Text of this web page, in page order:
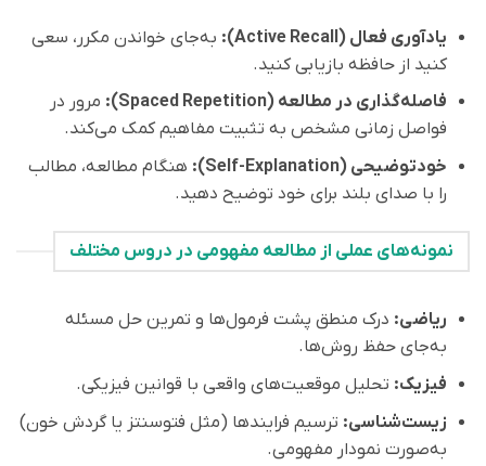
یادآوری فعال (Active Recall):
به‌جای خواندن مکرر، سعی
کنید از حافظه بازیابی کنید.
فاصله‌گذاری در مطالعه (Spaced Repetition):
مرور در
فواصل زمانی مشخص به تثبیت مفاهیم کمک می‌کند.
خودتوضیحی (Self-Explanation):
هنگام مطالعه، مطالب
را با صدای بلند برای خود توضیح دهید.
نمونه‌های عملی از مطالعه مفهومی در دروس مختلف
ریاضی: درک منطق پشت فرمول‌ها و تمرین حل مسئله
به‌جای حفظ روش‌ها.
فیزیک: تحلیل موقعیت‌های واقعی با قوانین فیزیکی.
زیست‌شناسی: ترسیم فرایندها (مثل فتوسنتز یا گردش خون)
به‌صورت نمودار مفهومی.